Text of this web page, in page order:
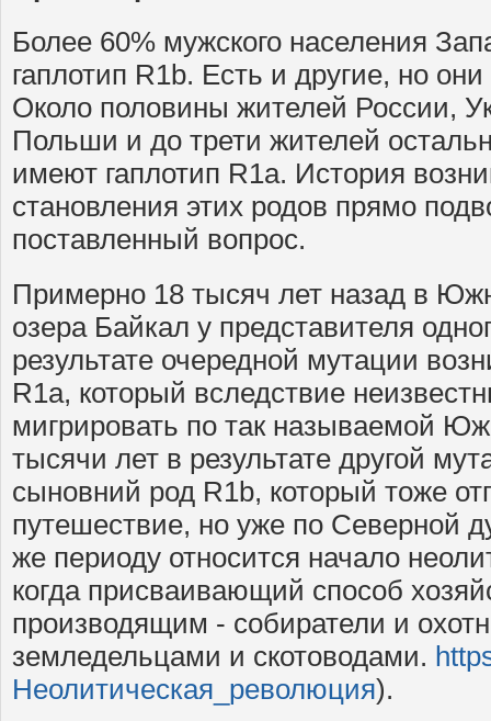
Более 60% мужского населения
гаплотип R1b. Есть и другие, но
Около половины жителей России,
Польши и до трети жителей
имеют гаплотип R1a. История
становления этих родов прямо
поставленный вопрос.
Примерно 18 тысяч лет назад в
озера Байкал у представителя
результате очередной мутации
R1a, который вследствие
мигрировать по так называемой
тысячи лет в результате другой
сыновний род R1b, который тоже
путешествие, но уже по Северной
же периоду относится начало
когда присваивающий способ
производящим - собиратели и
земледельцами и скотоводами.
Неолитическая_революция).